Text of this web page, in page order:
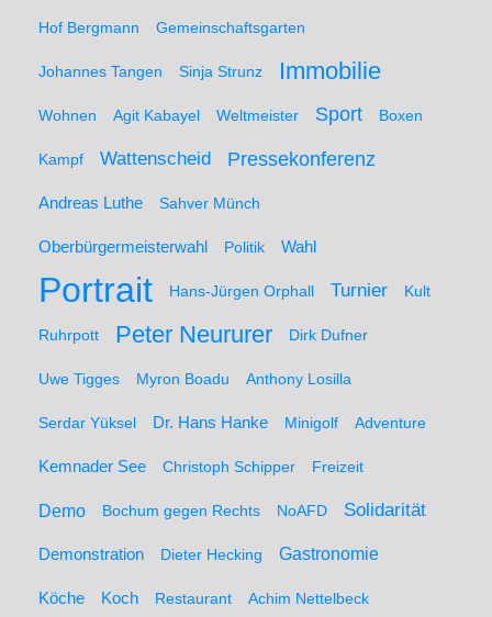
Hof Bergmann Gemeinschaftsgarten
Johannes Tangen Sinja Strunz Immobilie
Wohnen Agit Kabayel Weltmeister Sport Boxen
Kampf Wattenscheid Pressekonferenz
Andreas Luthe Sahver Münch
Oberbürgermeisterwahl Politik Wahl
Portrait Hans-Jürgen Orphall Turnier Kult
Ruhrpott Peter Neururer Dirk Dufner
Uwe Tigges Myron Boadu Anthony Losilla
Serdar Yüksel Dr. Hans Hanke Minigolf Adventure
Kemnader See Christoph Schipper Freizeit
Demo Bochum gegen Rechts NoAFD Solidarität
Demonstration Dieter Hecking Gastronomie
Köche Koch Restaurant Achim Nettelbeck